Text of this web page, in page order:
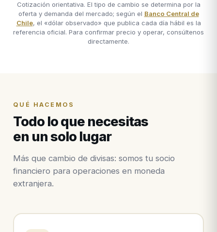
Cotización orientativa. El tipo de cambio se determina por la
oferta y demanda del mercado; según el Banco Central de
Chile, el «dólar observado» que publica cada día hábil es la
referencia oficial. Para confirmar precio y operar, consúltenos
directamente.
QUÉ HACEMOS
Todo lo que necesitas
en un solo lugar
Más que cambio de divisas: somos tu socio
financiero para operaciones en moneda
extranjera.